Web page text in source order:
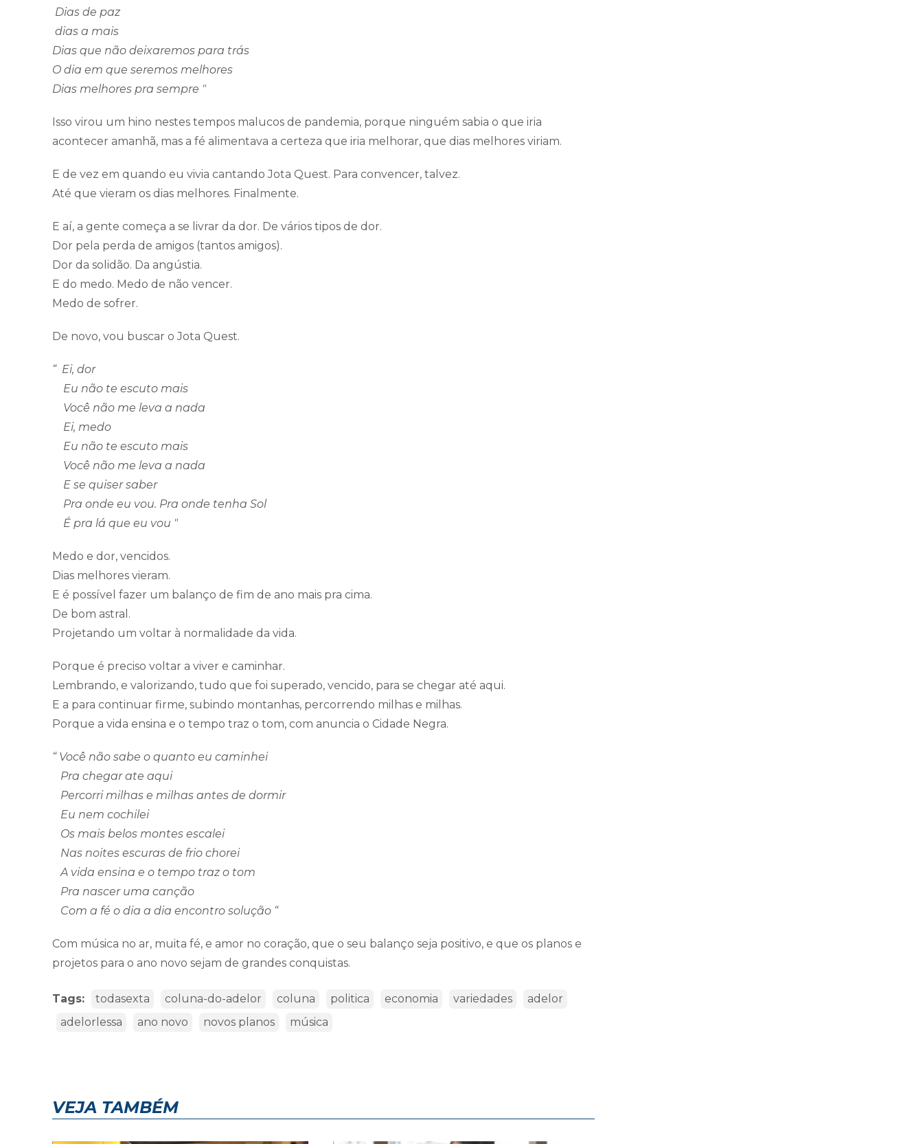
Dias de paz
dias a mais
Dias que não deixaremos para trás
O dia em que seremos melhores
Dias melhores pra sempre "
Isso virou um hino nestes tempos malucos de pandemia, porque ninguém sabia o que iria
acontecer amanhã, mas a fé alimentava a certeza que iria melhorar, que dias melhores viriam.
E de vez em quando eu vivia cantando Jota Quest. Para convencer, talvez.
Até que vieram os dias melhores. Finalmente.
E aí, a gente começa a se livrar da dor. De vários tipos de dor.
Dor pela perda de amigos (tantos amigos).
Dor da solidão. Da angústia.
E do medo. Medo de não vencer.
Medo de sofrer.
De novo, vou buscar o Jota Quest.
“ Ei, dor
Eu não te escuto mais
Você não me leva a nada
Ei, medo
Eu não te escuto mais
Você não me leva a nada
E se quiser saber
Pra onde eu vou. Pra onde tenha Sol
É pra lá que eu vou "
Medo e dor, vencidos.
Dias melhores vieram.
E é possível fazer um balanço de fim de ano mais pra cima.
De bom astral.
Projetando um voltar à normalidade da vida.
Porque é preciso voltar a viver e caminhar.
Lembrando, e valorizando, tudo que foi superado, vencido, para se chegar até aqui.
E a para continuar firme, subindo montanhas, percorrendo milhas e milhas.
Porque a vida ensina e o tempo traz o tom, com anuncia o Cidade Negra.
“ Você não sabe o quanto eu caminhei
Pra chegar ate aqui
Percorri milhas e milhas antes de dormir
Eu nem cochilei
Os mais belos montes escalei
Nas noites escuras de frio chorei
A vida ensina e o tempo traz o tom
Pra nascer uma canção
Com a fé o dia a dia encontro solução “
Com música no ar, muita fé, e amor no coração, que o seu balanço seja positivo, e que os planos e
projetos para o ano novo sejam de grandes conquistas.
Tags: todasexta coluna-do-adelor coluna politica economia variedades
adelor
adelorlessa
ano novo novos planos música
VEJA TAMBÉM